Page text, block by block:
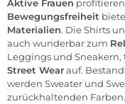
Aktive Frauen
Bewegungsfreiheit
Materialien. Die Shirts
auch wunderbar zum
Leggings und Sneakern,
Street Wearauf.
werden Sweater und
zurückhaltenden